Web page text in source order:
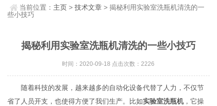
当前位置： 主页 >技术文章 > 揭秘利用实验室洗瓶机清洗的一
些小技巧
揭秘利用实验室洗瓶机清洗的一些小技巧
时间：2020-09-18 点击次数：2226
随着科技的发展，越来越多的自动化设备代替了人力，不仅节
省了人员开支，也使得方便了我们生产。比如实验室洗瓶机，它操